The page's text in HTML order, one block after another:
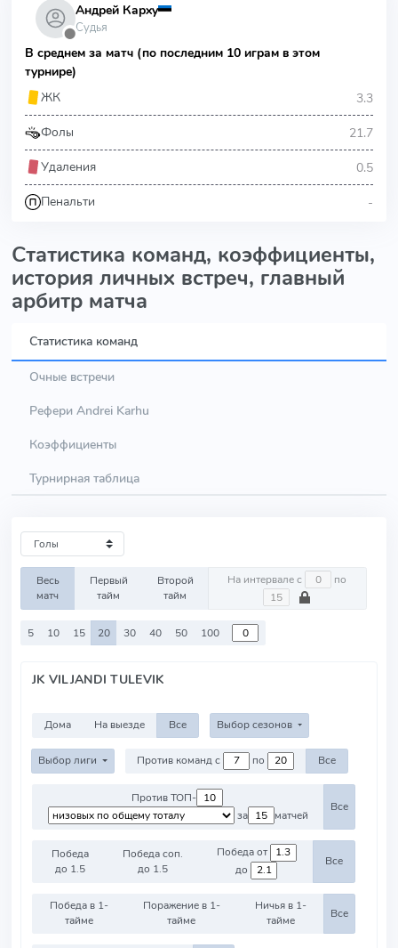
⬤
Андрей Карху
Судья
В среднем за матч (по последним 10 играм в этом
турнире)
ЖК
3.3
Фолы 21.7
Удаления 0.5
Пенальти -
Статистика команд, коэффициенты,
история личных встреч, главный
арбитр матча
Статистика команд
Очные встречи
Рефери Andrei Karhu
Коэффициенты
Турнирная таблица
Весь
матч
Первый
тайм
Второй
тайм
На интервале с по
5 10 15 20 30 40 50 100
JK VILJANDI TULEVIK
Дома На выезде Все Выбор сезонов
Выбор лиги Против команд с по Все
Против ТОП-
за
матчей
Все
Победа
до 1.5
Победа соп.
до 1.5
Победа от
до
Все
Победа в 1-
тайме
Поражение в 1-
тайме
Ничья в 1-
тайме
Все